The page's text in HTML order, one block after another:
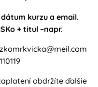
dátum kurzu a email.
+ titul –napr.
obdržíte ďalšie